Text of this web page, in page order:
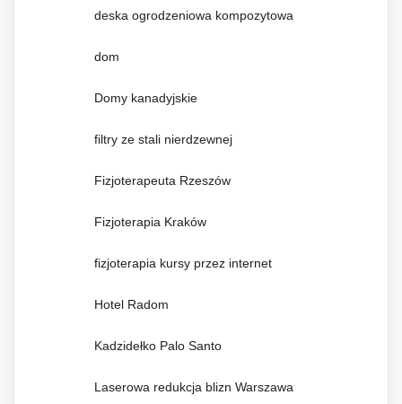
deska ogrodzeniowa kompozytowa
dom
Domy kanadyjskie
filtry ze stali nierdzewnej
Fizjoterapeuta Rzeszów
Fizjoterapia Kraków
fizjoterapia kursy przez internet
Hotel Radom
Kadzidełko Palo Santo
Laserowa redukcja blizn Warszawa